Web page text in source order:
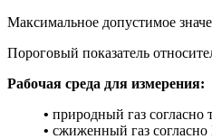
Максимальное допустимое
Пороговый показатель
Рабочая среда для измерения:
• природный газ
• сжиженный газ